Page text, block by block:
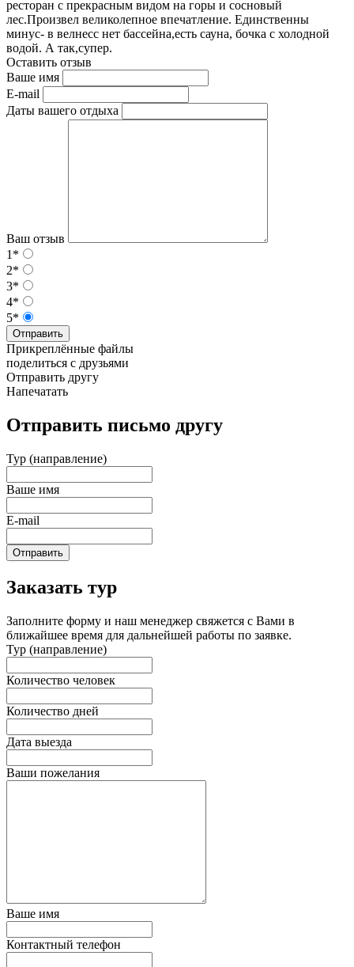
ресторан с прекрасным видом на горы и сосновый
лес.Произвел великолепное впечатление. Единственны
минус- в велнесс нет бассейна,есть сауна, бочка с холодной
водой. А так,супер.
Оставить отзыв
Ваше имя
E-mail
Даты вашего отдыха
Ваш отзыв
1*
2*
3*
4*
5*
Отправить
Прикреплённые файлы
поделиться с друзьями
Отправить другу
Напечатать
Отправить письмо другу
Тур (направление)
Ваше имя
E-mail
Отправить
Заказать тур
Заполните форму и наш менеджер свяжется с Вами в
ближайшее время для дальнейшей работы по заявке.
Тур (направление)
Количество человек
Количество дней
Дата выезда
Ваши пожелания
Ваше имя
Контактный телефон